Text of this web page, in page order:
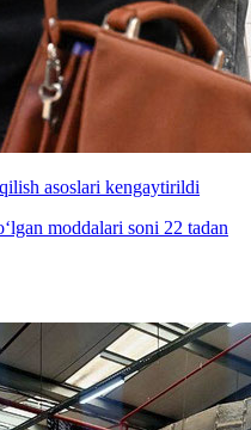
asoslari kengaytirildi
moddalari soni 22 tadan